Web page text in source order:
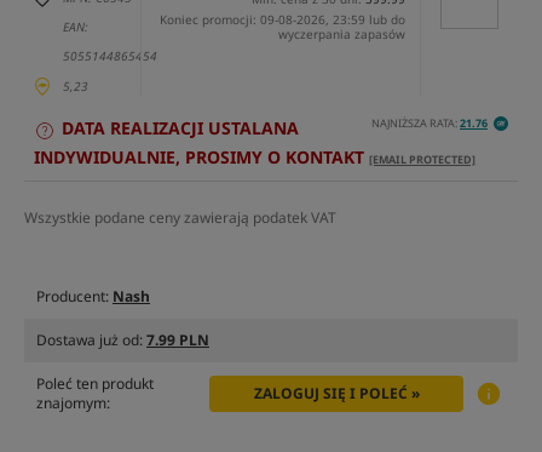
EAN:
5055144865454
5,23
Koniec promocji: 09-08-2026, 23:59 lub do
wyczerpania zapasów
NAJNIŻSZA RATA:21.76
DATA REALIZACJI USTALANA
INDYWIDUALNIE, PROSIMY O KONTAKT [EMAIL PROTECTED]
Wszystkie podane ceny zawierają podatek VAT
Producent: Nash
Dostawa już od:7.99 PLN
Poleć ten produkt
znajomym:
ZALOGUJ SIĘ I POLEĆ »